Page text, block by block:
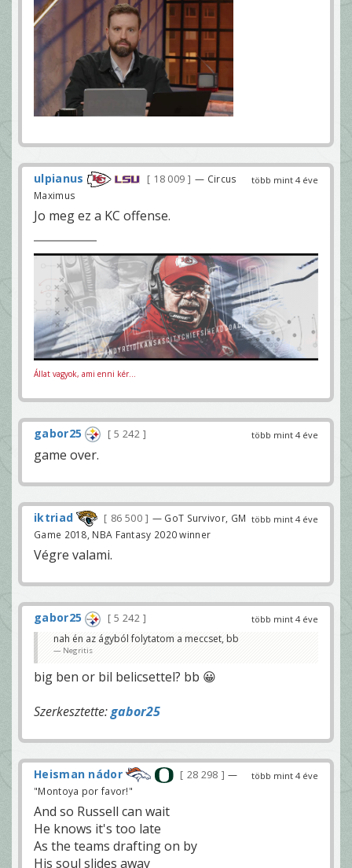
több mint 4 éve
ulpianus 18 009
— Circus
Maximus
Jo meg ez a KC offense.
Állat vagyok, ami enni kér...
több mint 4 éve
gabor25 5 242
game over.
több mint 4 éve
iktriad 86 500
— GoT Survivor, GM
Game 2018, NBA Fantasy 2020 winner
Végre valami.
több mint 4 éve
gabor25
5 242
nah én az ágyból folytatom a meccset, bb
Negritis
big ben or bil belicsettel? bb 😀
Szerkesztette:gabor25
több mint 4 éve
Heisman nádor 28 298
—
"Montoya por favor!"
And so Russell can wait
He knows it's too late
As the teams drafting on by
His soul slides away